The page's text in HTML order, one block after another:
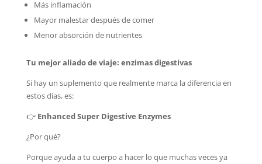
Más inflamación
Mayor malestar después de comer
Menor absorción de nutrientes
Tu mejor aliado de viaje: enzimas digestivas
Si hay un suplemento que realmente marca la diferencia en
estos días, es:
👉 Enhanced Super Digestive Enzymes
¿Por qué?
Porque ayuda a tu cuerpo a hacer lo que muchas veces ya